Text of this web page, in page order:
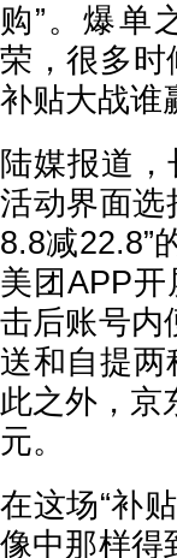
购”。爆单
荣，很多时
补贴大战谁
陆媒报道
活动界面选
8.8减22.8”
美团APP开
击后账号内
送和自提两
此之外，京
元。
在这场“补
像中那样得